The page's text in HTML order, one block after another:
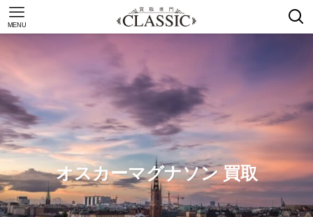
MENU
オスカーマグナソン 買取